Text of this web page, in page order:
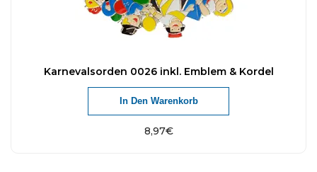
Karnevalsorden 0026 inkl. Emblem & Kordel
8,97€
In Den Warenkorb